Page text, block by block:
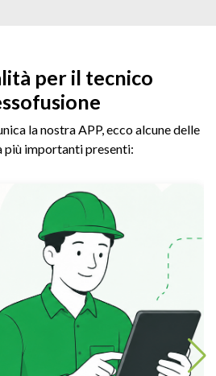
per il tecnico
la nostra APP, ecco alcune delle
più importanti presenti: